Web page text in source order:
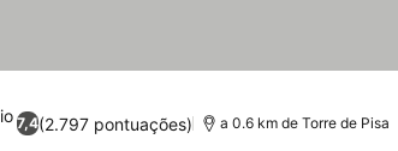
7,4(2.797 pontuações) a 0.6 km de Torre de Pisa